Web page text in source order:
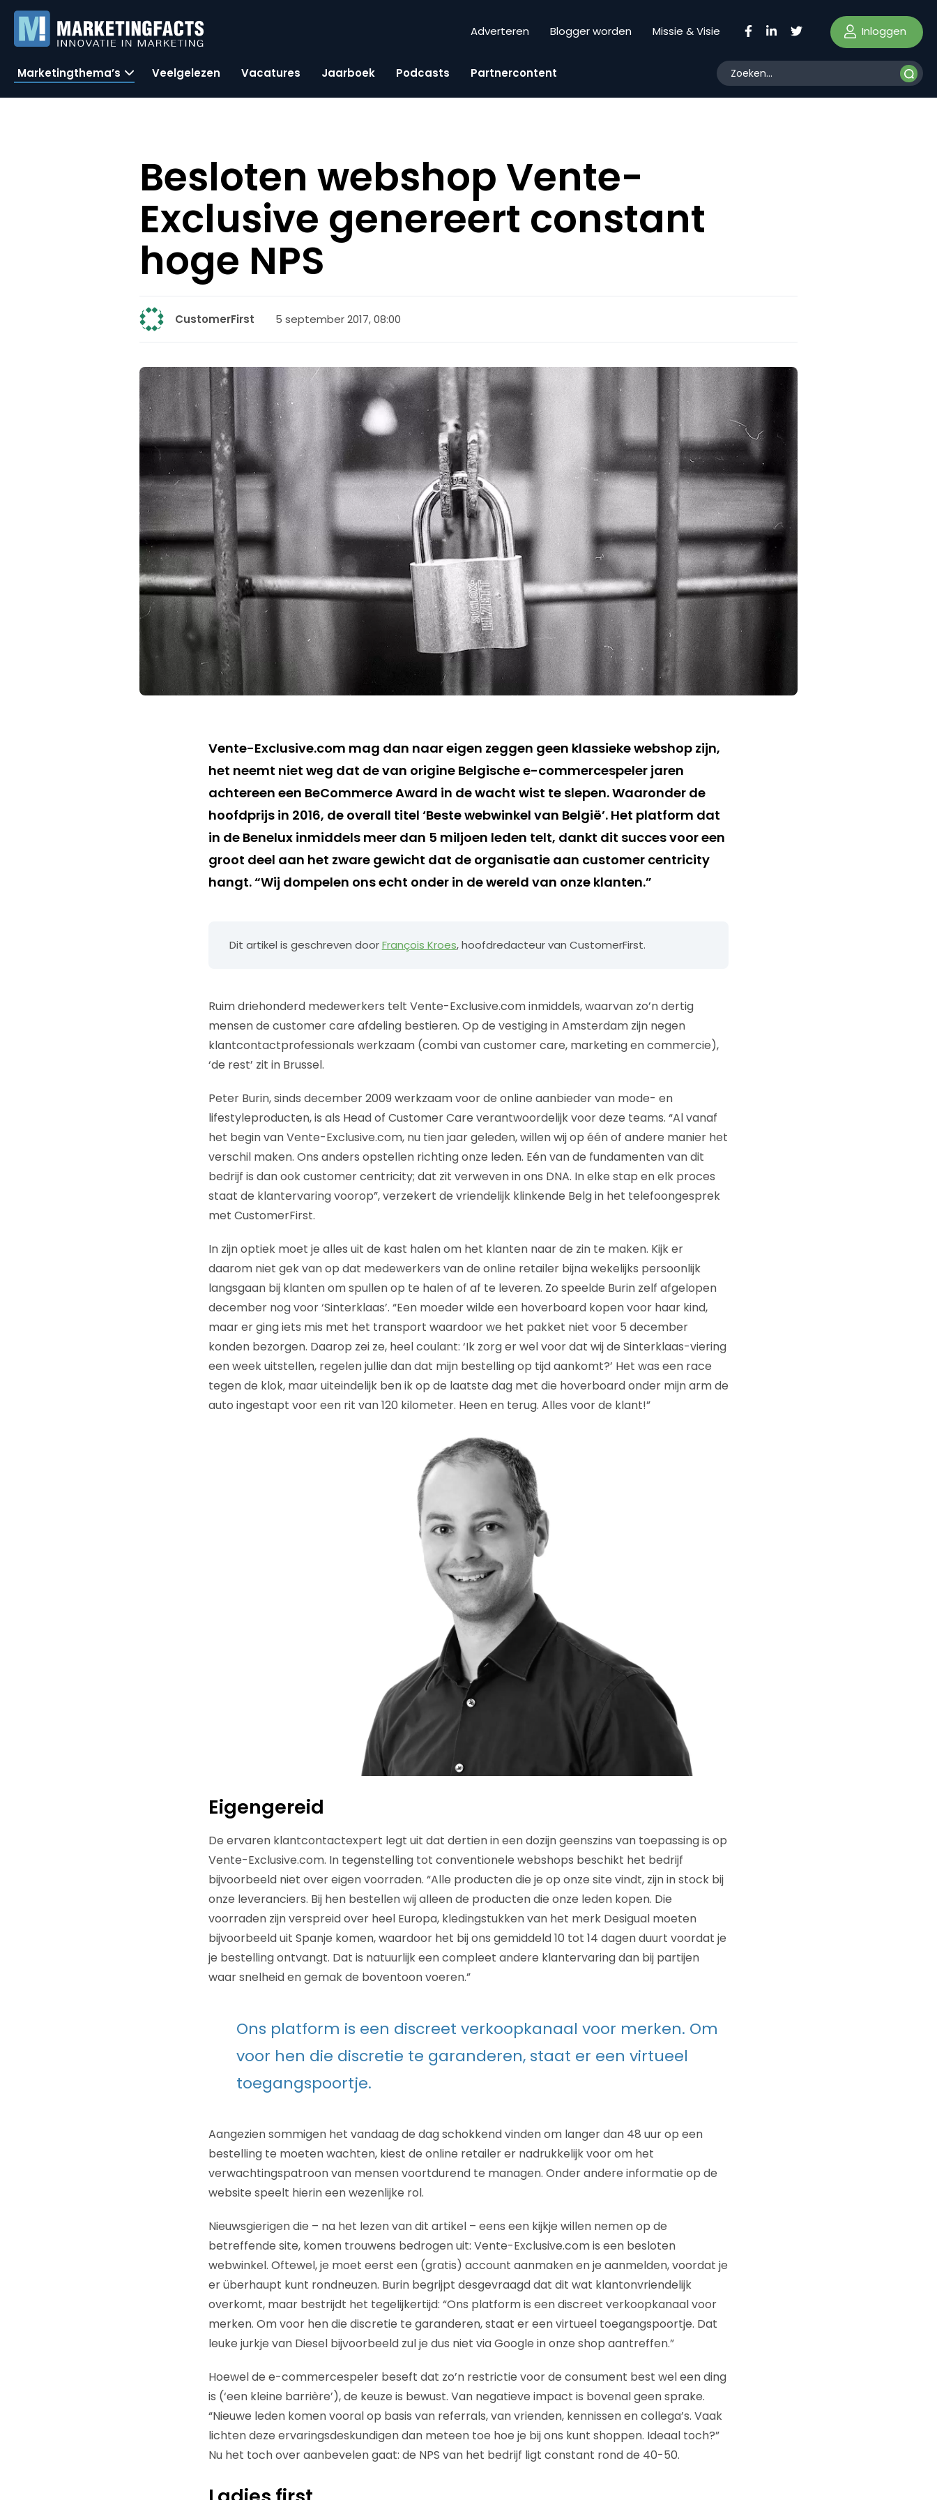
Adverteren Blogger worden Missie & Visie Inloggen
Marketingthema’s Veelgelezen Vacatures Jaarboek Podcasts Partnercontent
Besloten webshop Vente-
Exclusive genereert constant
hoge NPS
CustomerFirst 5 september 2017, 08:00
Vente-Exclusive.com mag dan naar eigen zeggen geen klassieke webshop zijn,
het neemt niet weg dat de van origine Belgische e-commercespeler jaren
achtereen een BeCommerce Award in de wacht wist te slepen. Waaronder de
hoofdprijs in 2016, de overall titel ‘Beste webwinkel van België’. Het platform dat
in de Benelux inmiddels meer dan 5 miljoen leden telt, dankt dit succes voor een
groot deel aan het zware gewicht dat de organisatie aan customer centricity
hangt. “Wij dompelen ons echt onder in de wereld van onze klanten.”
Dit artikel is geschreven doorFrançois Kroes, hoofdredacteur van CustomerFirst.
Ruim driehonderd medewerkers telt Vente-Exclusive.com inmiddels, waarvan zo’n dertig
mensen de customer care afdeling bestieren. Op de vestiging in Amsterdam zijn negen
klantcontactprofessionals werkzaam (combi van customer care, marketing en commercie),
‘de rest’ zit in Brussel.
Peter Burin, sinds december 2009 werkzaam voor de online aanbieder van mode- en
lifestyleproducten, is als Head of Customer Care verantwoordelijk voor deze teams. “Al vanaf
het begin van Vente-Exclusive.com, nu tien jaar geleden, willen wij op één of andere manier het
verschil maken. Ons anders opstellen richting onze leden. Eén van de fundamenten van dit
bedrijf is dan ook customer centricity; dat zit verweven in ons DNA. In elke stap en elk proces
staat de klantervaring voorop”, verzekert de vriendelijk klinkende Belg in het telefoongesprek
met CustomerFirst.
In zijn optiek moet je alles uit de kast halen om het klanten naar de zin te maken. Kijk er
daarom niet gek van op dat medewerkers van de online retailer bijna wekelijks persoonlijk
langsgaan bij klanten om spullen op te halen of af te leveren. Zo speelde Burin zelf afgelopen
december nog voor ‘Sinterklaas’. “Een moeder wilde een hoverboard kopen voor haar kind,
maar er ging iets mis met het transport waardoor we het pakket niet voor 5 december
konden bezorgen. Daarop zei ze, heel coulant: ‘Ik zorg er wel voor dat wij de Sinterklaas-viering
een week uitstellen, regelen jullie dan dat mijn bestelling op tijd aankomt?’ Het was een race
tegen de klok, maar uiteindelijk ben ik op de laatste dag met die hoverboard onder mijn arm de
auto ingestapt voor een rit van 120 kilometer. Heen en terug. Alles voor de klant!”
Eigengereid
De ervaren klantcontactexpert legt uit dat dertien in een dozijn geenszins van toepassing is op
Vente-Exclusive.com. In tegenstelling tot conventionele webshops beschikt het bedrijf
bijvoorbeeld niet over eigen voorraden. “Alle producten die je op onze site vindt, zijn in stock bij
onze leveranciers. Bij hen bestellen wij alleen de producten die onze leden kopen. Die
voorraden zijn verspreid over heel Europa, kledingstukken van het merk Desigual moeten
bijvoorbeeld uit Spanje komen, waardoor het bij ons gemiddeld 10 tot 14 dagen duurt voordat je
je bestelling ontvangt. Dat is natuurlijk een compleet andere klantervaring dan bij partijen
waar snelheid en gemak de boventoon voeren.”
Ons platform is een discreet verkoopkanaal voor merken. Om
voor hen die discretie te garanderen, staat er een virtueel
toegangspoortje.
Aangezien sommigen het vandaag de dag schokkend vinden om langer dan 48 uur op een
bestelling te moeten wachten, kiest de online retailer er nadrukkelijk voor om het
verwachtingspatroon van mensen voortdurend te managen. Onder andere informatie op de
website speelt hierin een wezenlijke rol.
Nieuwsgierigen die – na het lezen van dit artikel – eens een kijkje willen nemen op de
betreffende site, komen trouwens bedrogen uit: Vente-Exclusive.com is een besloten
webwinkel. Oftewel, je moet eerst een (gratis) account aanmaken en je aanmelden, voordat je
er überhaupt kunt rondneuzen. Burin begrijpt desgevraagd dat dit wat klantonvriendelijk
overkomt, maar bestrijdt het tegelijkertijd: “Ons platform is een discreet verkoopkanaal voor
merken. Om voor hen die discretie te garanderen, staat er een virtueel toegangspoortje. Dat
leuke jurkje van Diesel bijvoorbeeld zul je dus niet via Google in onze shop aantreffen.”
Hoewel de e-commercespeler beseft dat zo’n restrictie voor de consument best wel een ding
is (‘een kleine barrière’), de keuze is bewust. Van negatieve impact is bovenal geen sprake.
“Nieuwe leden komen vooral op basis van referrals, van vrienden, kennissen en collega’s. Vaak
lichten deze ervaringsdeskundigen dan meteen toe hoe je bij ons kunt shoppen. Ideaal toch?”
Nu het toch over aanbevelen gaat: de NPS van het bedrijf ligt constant rond de 40-50.